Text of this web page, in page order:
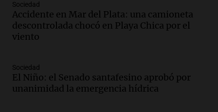
cuando el padre mira mucho el teléfono?
Educar entre todos
Episodios
Audio.
edificios icónicos
Panorama Federal
Episodios
Sociedad
Accidente en Mar del Plata: una camioneta
descontrolada chocó en Playa Chica por el
viento
Sociedad
El Niño: el Senado santafesino aprobó por
unanimidad la emergencia hídrica